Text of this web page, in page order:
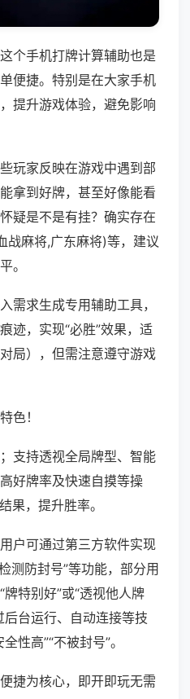
个手机打牌计算辅助也是
便捷。特别是在大家手机
提升游戏体验，避免影响
玩家反映在游戏中遇到部
拿到好牌，甚至好像能看
疑是不是有挂？确实存在
战麻将,广东麻将)等，建议
。
需求生成专用辅助工具，
迹，实现“必胜”效果，适
局），但需注意遵守游戏
色！
支持透视全局牌型、智能
好牌率及快速自摸等操
果，提升胜率。
户可通过第三方软件实现
测防封号”等功能，部分用
特别好”或“透视他人牌
后台运行、自动连接等技
性高”“不被封号”。
捷为核心，即开即玩无需